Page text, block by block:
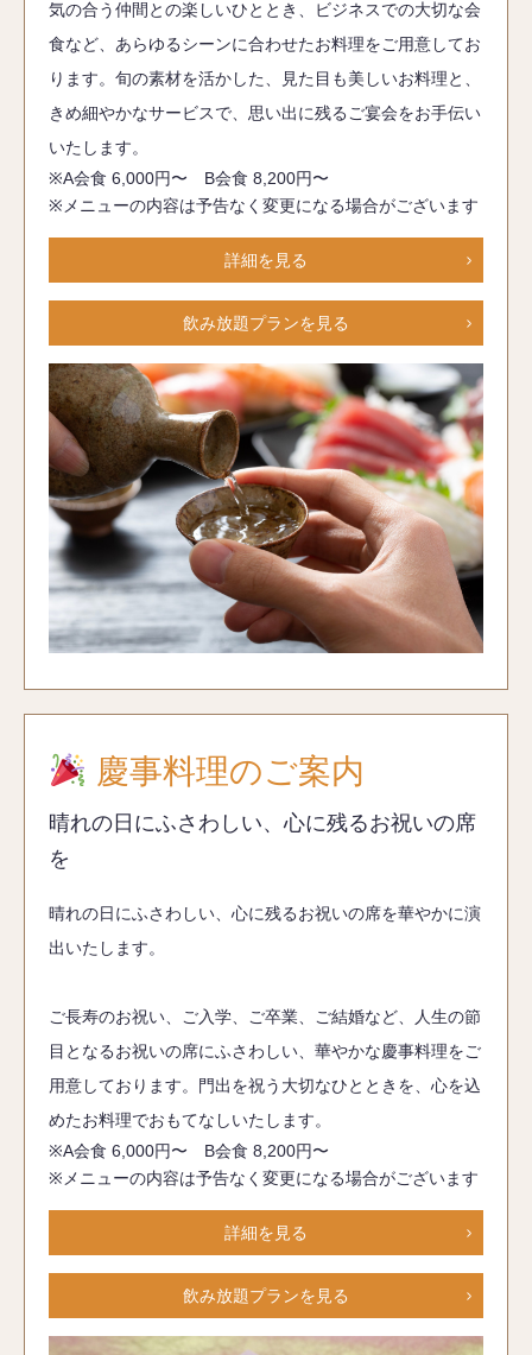
気の合う仲間との楽しいひととき、ビジネスでの大切な会
食など、あらゆるシーンに合わせたお料理をご用意してお
ります。旬の素材を活かした、見た目も美しいお料理と、
きめ細やかなサービスで、思い出に残るご宴会をお手伝い
いたします。
※A会食 6,000円〜 B会食 8,200円〜
※メニューの内容は予告なく変更になる場合がございます
詳細を見る
飲み放題プランを見る
慶事料理のご案内
晴れの日にふさわしい、心に残るお祝いの席
を
晴れの日にふさわしい、心に残るお祝いの席を華やかに演
出いたします。
ご長寿のお祝い、ご入学、ご卒業、ご結婚など、人生の節
目となるお祝いの席にふさわしい、華やかな慶事料理をご
用意しております。門出を祝う大切なひとときを、心を込
めたお料理でおもてなしいたします。
※A会食 6,000円〜 B会食 8,200円〜
※メニューの内容は予告なく変更になる場合がございます
詳細を見る
飲み放題プランを見る